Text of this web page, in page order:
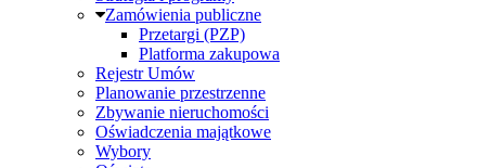
Zamówienia publiczne
Przetargi (PZP)
Platforma zakupowa
Rejestr Umów
Planowanie przestrzenne
Zbywanie nieruchomości
Oświadczenia majątkowe
Wybory